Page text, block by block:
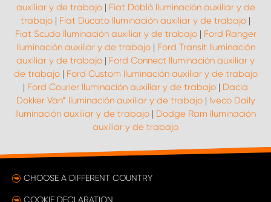
auxiliar y de trabajo| Fiat Doblò Iluminación auxiliar y de
trabajo | Fiat Ducato Iluminación auxiliar y de trabajo |
Fiat Scudo Iluminación auxiliar y de trabajo| Ford Ranger
Iluminación auxiliar y de trabajo| Ford Transit Iluminación
auxiliar y de trabajo | Ford Connect Iluminación auxiliar y
de trabajo| Ford Custom Iluminación auxiliar y de trabajo
| Ford Courier Iluminación auxiliar y de trabajo | Dacia
Dokker Van* Iluminación auxiliar y de trabajo| Iveco Daily
Iluminación auxiliar y de trabajo | Dodge Ram Iluminación
auxiliar y de trabajo
CHOOSE A DIFFERENT COUNTRY
COOKIE DECLARATION